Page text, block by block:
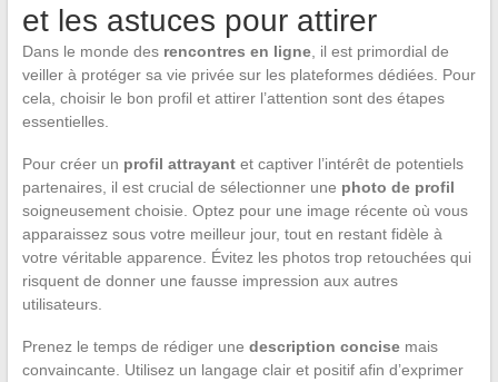
et les astuces pour attirer
Dans le monde des rencontres en ligne, il est primordial de
veiller à protéger sa vie privée sur les plateformes dédiées. Pour
cela, choisir le bon profil et attirer l’attention sont des étapes
essentielles.
Pour créer un profil attrayantet captiver l’intérêt de potentiels
partenaires, il est crucial de sélectionner une photo de profil
soigneusement choisie. Optez pour une image récente où vous
apparaissez sous votre meilleur jour, tout en restant fidèle à
votre véritable apparence. Évitez les photos trop retouchées qui
risquent de donner une fausse impression aux autres
utilisateurs.
Prenez le temps de rédiger une description concisemais
convaincante. Utilisez un langage clair et positif afin d’exprimer